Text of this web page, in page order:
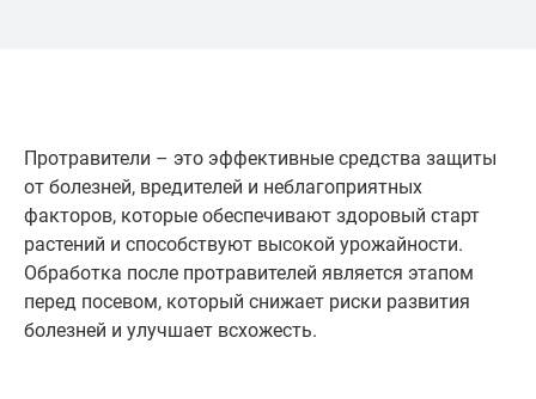
Протравители – это эффективные средства защиты
от болезней, вредителей и неблагоприятных
факторов, которые обеспечивают здоровый старт
растений и способствуют высокой урожайности.
Обработка после протравителей является этапом
перед посевом, который снижает риски развития
болезней и улучшает всхожесть.